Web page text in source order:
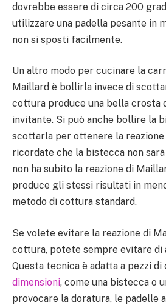
dovrebbe essere di circa 200
utilizzare una padella pesante in
non si sposti facilmente.
Un altro modo per cucinare la
Maillard è bollirla invece di
cottura produce una bella crosta
invitante. Si può anche bollire la
scottarla per ottenere la reazione
ricordate che la bistecca non
non ha subito la reazione di
produce gli stessi risultati in
metodo di cottura standard.
Se volete evitare la reazione di
cottura, potete sempre evitare di
Questa tecnica è adatta a pezzi di
dimensioni, come una bistecca o
provocare la doratura, le padelle